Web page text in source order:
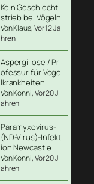
Kein Geschlecht
strieb bei Vögeln
Von Klaus, Vor 12 Ja
hren
Aspergillose / Pr
ofessur für Voge
lkrankheiten
Von Konni, Vor 20 J
ahren
Paramyxovirus-
(ND-Virus)-Infekt
ion Newcastle…
Von Konni, Vor 20 J
ahren